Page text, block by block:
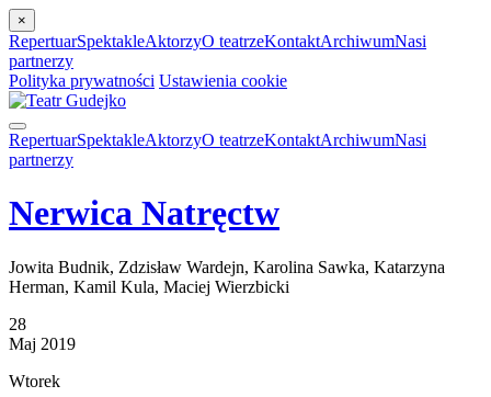
×
RepertuarSpektakleAktorzyO teatrzeKontaktArchiwumNasi
partnerzy
Polityka prywatności Ustawienia cookie
RepertuarSpektakleAktorzyO teatrzeKontaktArchiwumNasi
partnerzy
Nerwica Natręctw
Jowita Budnik, Zdzisław Wardejn, Karolina Sawka, Katarzyna
Herman, Kamil Kula, Maciej Wierzbicki
28
Maj 2019
Wtorek